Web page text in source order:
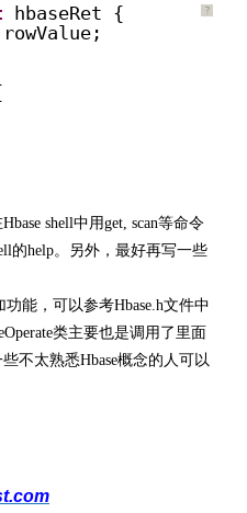
?
hbaseRet {
shell中用get, scan等命令
的help。另外，最好再写一些
功能，可以参考Hbase.h文件中
类主要也是调用了里面
不太熟悉Hbase概念的人可以